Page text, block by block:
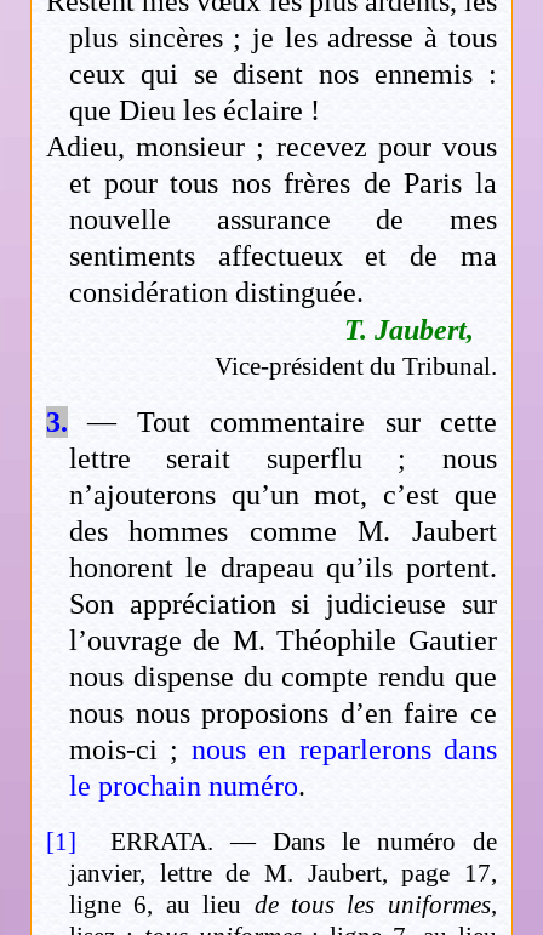
plus sincères ; je les adresse à tous
ceux qui se disent nos ennemis :
que Dieu les éclaire !
Adieu, monsieur ; recevez pour vous
et pour tous nos frères de Paris la
nouvelle assurance de mes
sentiments affectueux et de ma
considération distinguée.
T. Jaubert,
Vice-président du Tribunal.
3. — Tout commentaire sur cette
lettre serait superflu ; nous
n’ajouterons qu’un mot, c’est que
des hommes comme M. Jaubert
honorent le drapeau qu’ils portent.
Son appréciation si judicieuse sur
l’ouvrage de M. Théophile Gautier
nous dispense du compte rendu que
nous nous proposions d’en faire ce
mois-ci ; nous en reparlerons dans
le prochain numéro.
[1] ERRATA. — Dans le numéro de
janvier, lettre de M. Jaubert, page 17,
ligne 6, au lieu de tous les uniformes,